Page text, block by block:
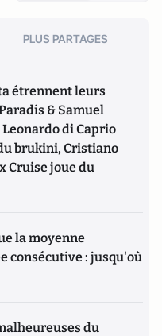
PLUS PARTAGES
étrennent leurs
& Samuel
di Caprio
brukini, Cristiano
Cruise joue du
la moyenne
consécutive : jusqu'où
du